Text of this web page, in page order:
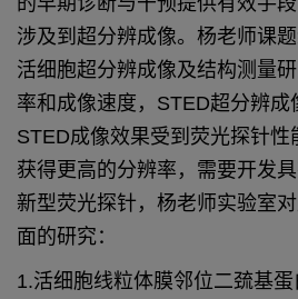
涉及到超分辨成像。杨老师课
活细胞超分辨成像及结构测量
率和成像速度，STED超分辨成
STED成像效果受到荧光探针性
获得更高的分辨率，需要开发
新型荧光探针，杨老师实验室
面的研究：
1.活细胞线粒体膜邻位二巯基